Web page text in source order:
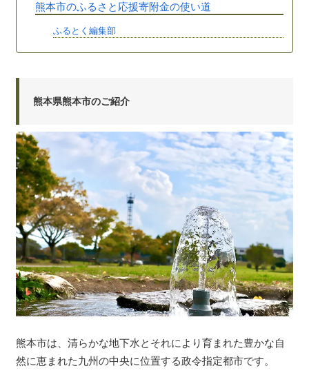
熊本市のふるさと応援寄附金の使い道
ふるとく編集部
熊本県熊本市のご紹介
熊本市は、清らかな地下水とそれにより育まれた豊かな自
然に恵まれた九州の中央に位置する政令指定都市です。